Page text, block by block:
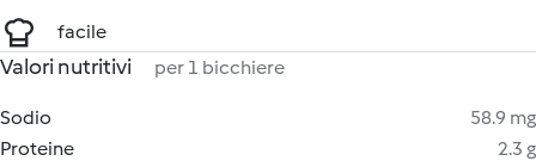
facile
Valori nutritivi per 1 bicchiere
Sodio
58.9 mg
Proteine
2.3 g